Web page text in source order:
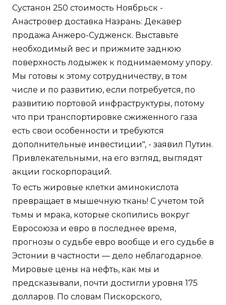
Сустанон 250 стоимость Ноябрьск -
Анастровер доставка Назрань: Декавер
продажа Анжеро-Судженск. Выставьте
необходимый вес и прижмите заднюю
поверхность лодыжек к поднимаемому упору.
Мы готовы к этому сотрудничеству, в том
числе и по развитию, если потребуется, по
развитию портовой инфраструктуры, потому
что при транспортировке сжиженного газа
есть свои особенности и требуются
дополнительные инвестиции", - заявил Путин.
Привлекательными, на его взгляд, выглядят
акции госкорпораций.
То есть жировые клетки аминокислота
превращает в мышечную ткань! С учетом той
тьмы и мрака, которые скопились вокруг
Евросоюза и евро в последнее время,
прогнозы о судьбе евро вообще и его судьбе в
Эстонии в частности — дело неблагодарное.
Мировые цены на нефть, как мы и
предсказывали, почти достигли уровня 175
долларов. По словам Пискорского,